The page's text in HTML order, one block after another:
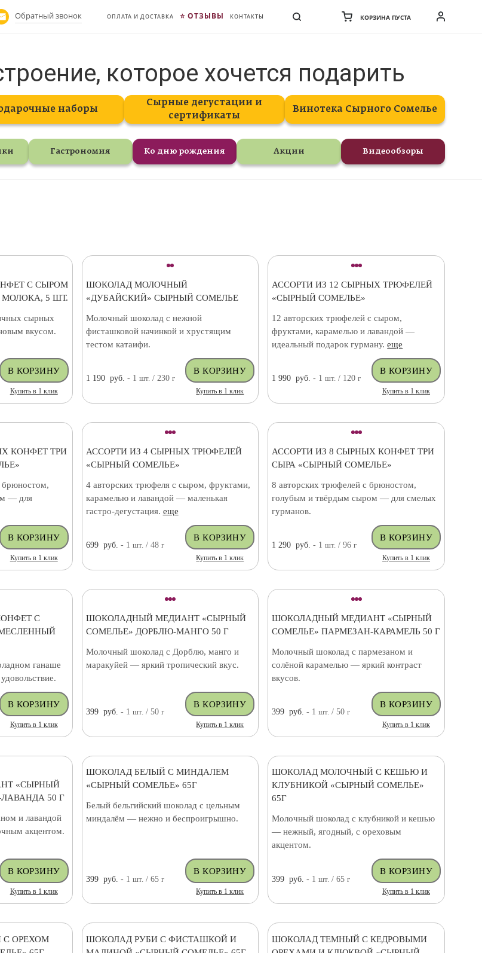
Обратный звонок ОПЛАТА И ДОСТАВКА ОТЗЫВЫ КОНТАКТЫ КОРЗИНА ПУСТА
которое хочется подарить
наборы
Сырные дегустации и
сертификаты
Винотека Сырного Сомелье
Гастрономия Ко дню рождения Акции Видеообзоры
С СЫРОМ
5 ШТ.
сырных
вкусом.
Купить в 1 клик
ШОКОЛАД МОЛОЧНЫЙ
«ДУБАЙСКИЙ» СЫРНЫЙ СОМЕЛЬЕ
Молочный шоколад с нежной
фисташковой начинкой и хрустящим
тестом катаифи.
1 190 руб. - 1 шт./ 230 г
Купить в 1 клик
АССОРТИ ИЗ 12 СЫРНЫХ ТРЮФЕЛЕЙ
«СЫРНЫЙ СОМЕЛЬЕ»
12 авторских трюфелей с сыром,
фруктами, карамелью и лавандой —
идеальный подарок гурману.еще
1 990 руб. - 1шт. / 120г
Купить в 1 клик
КОНФЕТ ТРИ
брюностом,
— для
Купить в 1 клик
АССОРТИ ИЗ 4 СЫРНЫХ ТРЮФЕЛЕЙ
«СЫРНЫЙ СОМЕЛЬЕ»
4 авторских трюфеля с сыром, фруктами,
карамелью и лавандой — маленькая
гастро-дегустация. еще
699 руб. - 1 шт./ 48 г
Купить в 1 клик
АССОРТИ ИЗ 8 СЫРНЫХ КОНФЕТ ТРИ
СЫРА «СЫРНЫЙ СОМЕЛЬЕ»
8 авторских трюфелей с брюностом,
голубым и твёрдым сыром — для смелых
гурманов.
1 290 руб. - 1шт. / 96г
Купить в 1 клик
С
ганаше
Купить в 1 клик
ШОКОЛАДНЫЙ МЕДИАНТ «СЫРНЫЙ
СОМЕЛЬЕ» ДОРБЛЮ-МАНГО 50 Г
Молочный шоколад с Дорблю, манго и
маракуйей — яркий тропический вкус.
399 руб. - 1 шт./ 50 г
Купить в 1 клик
ШОКОЛАДНЫЙ МЕДИАНТ «СЫРНЫЙ
СОМЕЛЬЕ» ПАРМЕЗАН-КАРАМЕЛЬ 50 Г
Молочный шоколад с пармезаном и
солёной карамелью — яркий контраст
вкусов.
399 руб. - 1шт. / 50г
Купить в 1 клик
«СЫРНЫЙ
50 Г
и лавандой
акцентом.
Купить в 1 клик
ШОКОЛАД БЕЛЫЙ С МИНДАЛЕМ
«СЫРНЫЙ СОМЕЛЬЕ» 65Г
Белый бельгийский шоколад с цельным
миндалём — нежно и беспроигрышно.
399 руб. - 1 шт. / 65 г
Купить в 1 клик
ШОКОЛАД МОЛОЧНЫЙ С КЕШЬЮ И
КЛУБНИКОЙ «СЫРНЫЙ СОМЕЛЬЕ»
65Г
Молочный шоколад с клубникой и кешью
— нежный, ягодный, с ореховым
акцентом.
399 руб. - 1шт. / 65г
Купить в 1 клик
ОРЕХОМ
ШОКОЛАД РУБИ С ФИСТАШКОЙ И
ШОКОЛАД ТЕМНЫЙ С КЕДРОВЫМИ